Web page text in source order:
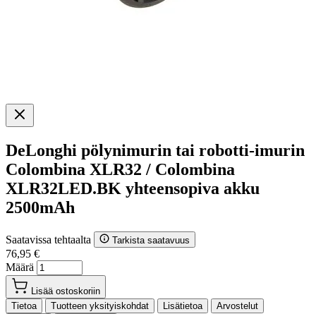
DeLonghi pölynimurin tai robotti-imurin
Colombina XLR32 / Colombina
XLR32LED.BK yhteensopiva akku
2500mAh
Saatavissa tehtaalta Tarkista saatavuus
76,95 €
Määrä
Lisää ostoskoriin
Tietoa
Tuotteen yksityiskohdat Lisätietoa
Arvostelut